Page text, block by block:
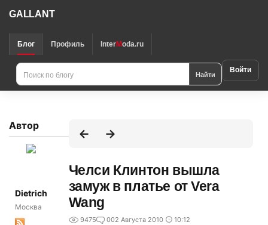
GALLANT
Блог Профиль InterModa.ru
Найти Войти
Автор
Dietrich
Москва
Челси Клинтон вышла
замуж в платье от Vera
Wang
9475 002 Августа 2010 10:12